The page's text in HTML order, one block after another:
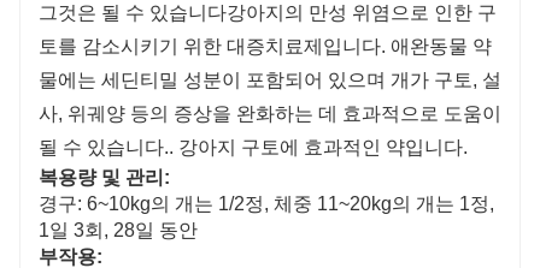
그것은 될 수 있습니다강아지의 만성 위염으로 인한 구
토를 감소시키기 위한 대증치료제입니다. 애완동물 약
물에는 세딘티밀 성분이 포함되어 있으며 개가 구토, 설
사, 위궤양 등의 증상을 완화하는 데 효과적으로 도움이
될 수 있습니다.. 강아지 구토에 효과적인 약입니다.
복용량 및 관리:
경구: 6~10kg의 개는 1/2정, 체중 11~20kg의 개는 1정,
1일 3회, 28일 동안
부작용: